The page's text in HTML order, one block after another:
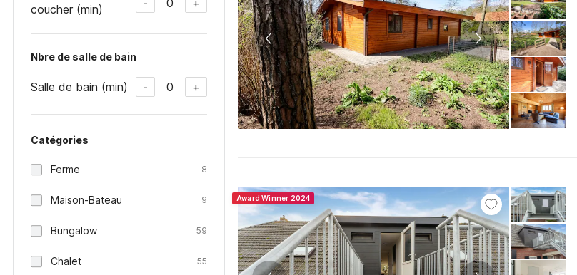
coucher (min)
- +
Nbre de salle de bain
Salle de bain (min) - 0 +
Catégories
Ferme 8
Maison-Bateau 9
Bungalow 59
Chalet 55
Award Winner 2024